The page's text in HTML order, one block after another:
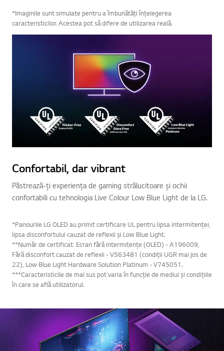
*Imaginile sunt simulate pentru a îmbunătăți înțelegerea
caracteristicilor. Acestea pot să difere de utilizarea reală.
Confortabil, dar vibrant
Păstrează-ți experiența de gaming strălucitoare și ochii
confortabili cu tehnologia Live Colour Low Blue Light de la LG.
*Panourile LG OLED au primit certificare UL pentru lipsa intermitenței,
lipsa disconfortului cauzat de reflexii și Low Blue Light.
**Număr de certificat: Ecran fără intermitențe (OLED) - A196009,
Fără disconfort cauzat de reflexii - V563481 (condiții UGR mai jos de
22), Low Blue Light Hardware Solution Platinum - V745051.
***Caracteristicile de mai sus pot varia în funcție de mediul și condițiile
în care se află utilizatorul.